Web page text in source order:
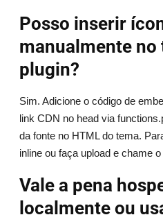
Posso inserir
manualmente no
plugin?
Sim. Adicione o código de
link CDN no head via
da fonte no HTML do tema.
inline ou faça upload e chame
Vale a pena
localmente ou